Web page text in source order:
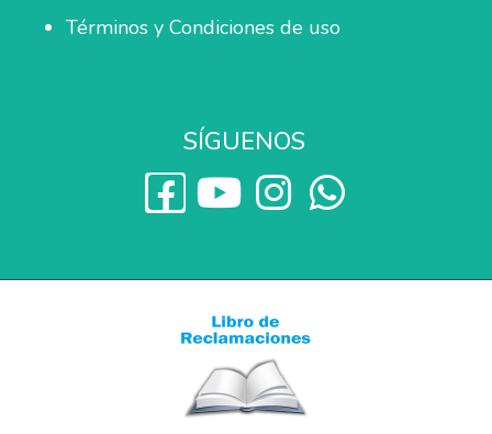
Términos y Condiciones de uso
SÍGUENOS